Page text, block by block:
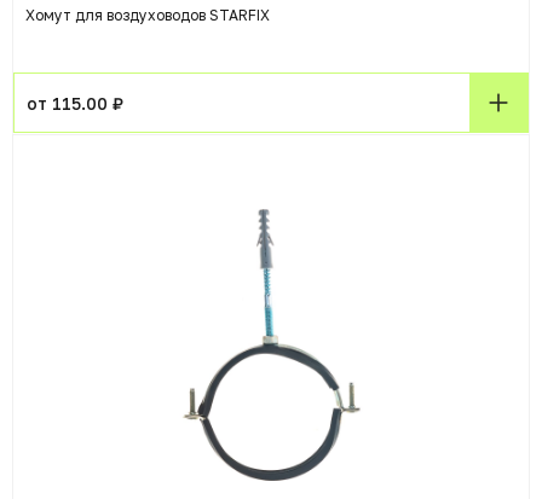
Хомут для воздуховодов STARFIX
от 115.00 ₽